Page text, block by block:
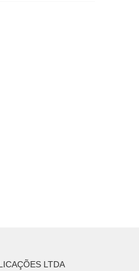
LTDA